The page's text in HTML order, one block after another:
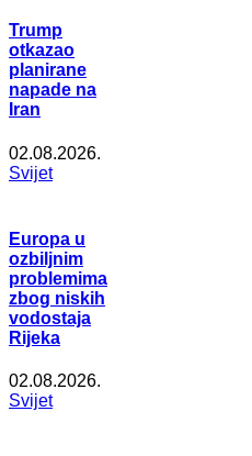
Trump
otkazao
planirane
napade na
Iran
02.08.2026.
Svijet
Europa u
ozbiljnim
problemima
zbog niskih
vodostaja
Rijeka
02.08.2026.
Svijet